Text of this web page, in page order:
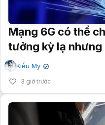
Mạng 6G có thể
tưởng kỳ lạ
Kiều My ✔
3 giờ trước